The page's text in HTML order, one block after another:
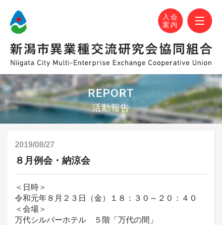
N-MEC 新潟市異業種交流研究会協同組合
おかげさまで設立30周年！
入会
案内
REPORT
活動報告
2019/08/27
８月例会・納涼会
＜日時＞
令和元年８月２３日（金）１８：３０～２０：４０
＜会場＞
万代シルバーホテル ５階「万代の間」